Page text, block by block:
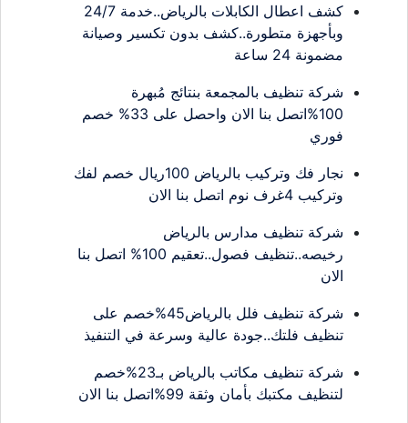
كشف اعطال الكابلات بالرياض..خدمة 24/7
وبأجهزة متطورة..كشف بدون تكسير وصيانة
مضمونة 24 ساعة
شركة تنظيف بالمجمعة بنتائج مُبهرة
100%اتصل بنا الان واحصل على 33% خصم
فوري
نجار فك وتركيب بالرياض 100ريال خصم لفك
وتركيب 4غرف نوم اتصل بنا الان
شركة تنظيف مدارس بالرياض
رخيصه..تنظيف فصول..تعقيم 100% اتصل بنا
الان
شركة تنظيف فلل بالرياض45%خصم على
تنظيف فلتك..جودة عالية وسرعة في التنفيذ
شركة تنظيف مكاتب بالرياض بـ23%خصم
لتنظيف مكتبك بأمان وثقة 99%اتصل بنا الان